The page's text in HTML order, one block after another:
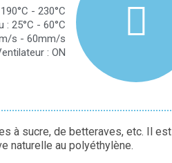
- 230°C
: 25°C - 60°C
s - 60mm/s
: ON
à sucre, de betteraves, etc. Il est
naturelle au polyéthylène.